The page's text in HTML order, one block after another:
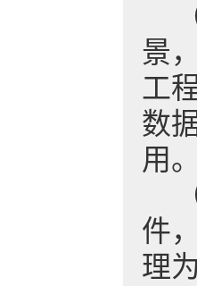
景
工
数
用
件
理